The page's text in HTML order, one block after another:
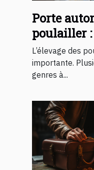
Porte
poulailler
L’élevage des
importante.
genres à...